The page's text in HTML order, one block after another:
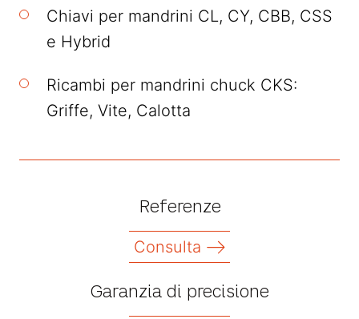
Chiavi per mandrini CL, CY, CBB, CSS
e Hybrid
Ricambi per mandrini chuck CKS:
Griffe, Vite, Calotta
Referenze
Consulta
Garanzia di precisione